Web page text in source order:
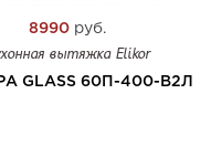
8990 руб.
вытяжка Elikor
GLASS 60П-400-В2Л